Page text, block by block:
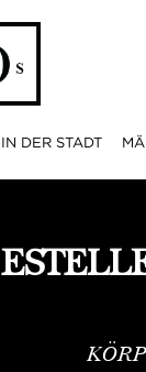
IN DER STADT